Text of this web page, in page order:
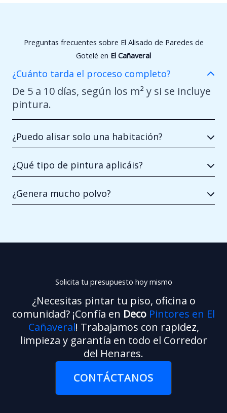
Preguntas frecuentes sobre El Alisado de Paredes de
Gotelé en El Cañaveral
¿Cuánto tarda el proceso completo?
De 5 a 10 días, según los m² y si se incluye
pintura.
¿Puedo alisar solo una habitación?
¿Qué tipo de pintura aplicáis?
¿Genera mucho polvo?
Solicita tu presupuesto hoy mismo
¿Necesitas pintar tu piso, oficina o
comunidad? ¡Confía en Deco Pintores en El
Cañaveral! Trabajamos con rapidez,
limpieza y garantía en todo el Corredor
del Henares.
CONTÁCTANOS